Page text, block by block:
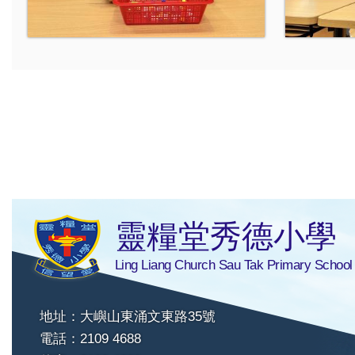
靈糧堂秀德小學
Ling Liang Church Sau Tak Primary School
地址：大嶼山東涌文東路35號
電話：2109 4688